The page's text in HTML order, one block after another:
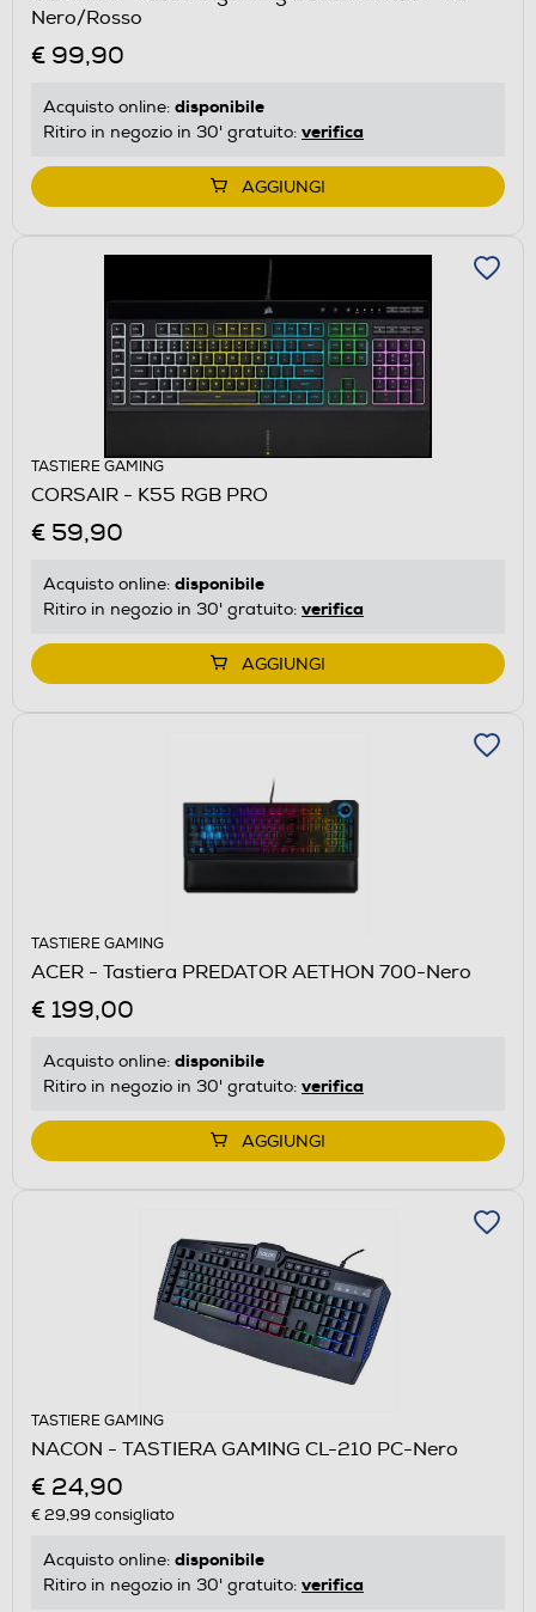
Nero/Rosso
€ 99,90
Acquisto online: disponibile
Ritiro in negozio in 30' gratuito: verifica
AGGIUNGI
TASTIERE GAMING
CORSAIR - K55 RGB PRO
€ 59,90
Acquisto online: disponibile
Ritiro in negozio in 30' gratuito: verifica
AGGIUNGI
TASTIERE GAMING
ACER - Tastiera PREDATOR AETHON 700-Nero
€ 199,00
Acquisto online: disponibile
Ritiro in negozio in 30' gratuito: verifica
AGGIUNGI
TASTIERE GAMING
NACON - TASTIERA GAMING CL-210 PC-Nero
€ 24,90
€ 29,99 consigliato
Acquisto online: disponibile
Ritiro in negozio in 30' gratuito: verifica